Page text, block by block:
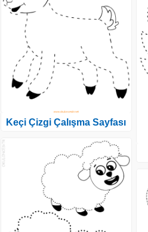
Keçi Çizgi Çalışma Sayfası